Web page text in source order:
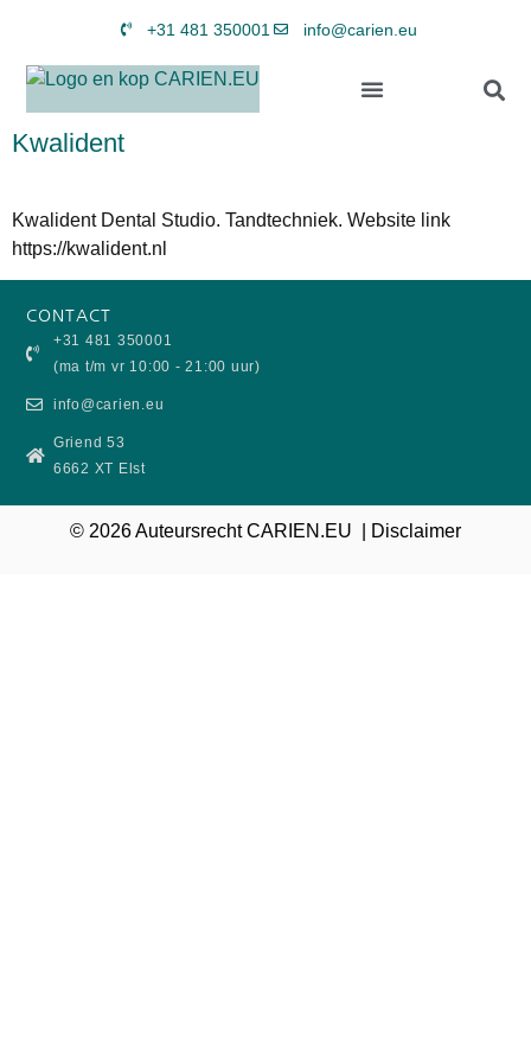
+31 481 350001 info@carien.eu
Kwalident
Kwalident Dental Studio. Tandtechniek. Website link
https://kwalident.nl
CONTACT
+31 481 350001
(ma t/m vr 10:00 - 21:00 uur)
info@carien.eu
Griend 53
6662 XT Elst
© 2026 Auteursrecht CARIEN.EU | Disclaimer